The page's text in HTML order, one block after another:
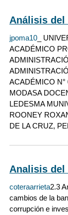
Análisis del
jpoma10 _
ACADÉMICO
ACADÉMICO
MODASA
LEDESMA
ROONEY
DE LA CRUZ,
Analisis del
coteraarrieta2.3
cambios de la
corrupción e